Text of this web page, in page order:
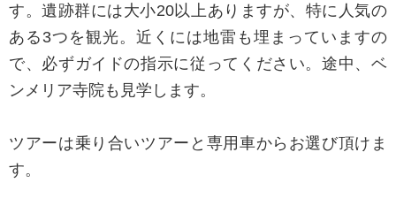
す。遺跡群には大小20以上ありますが、特に人気の
ある3つを観光。近くには地雷も埋まっていますの
で、必ずガイドの指示に従ってください。途中、ベ
ンメリア寺院も見学します。
ツアーは乗り合いツアーと専用車からお選び頂けま
す。